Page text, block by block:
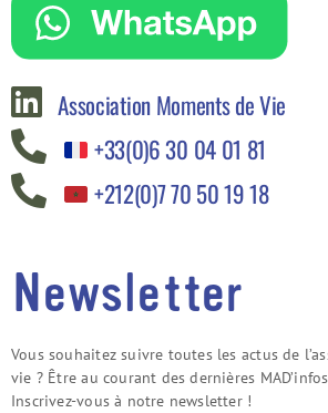
Association Moments de Vie
+33(0)6 30 04 01 81
+212(0)7 70 50 19 18‬
Newsletter
Vous souhaitez suivre toutes les actus de
vie ? Être au courant des dernières
Inscrivez-vous à notre newsletter !